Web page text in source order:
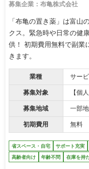
募集企業：布亀株式会社
「布亀の置き薬」は富山
クス。緊急時や日常の健
供！ 初期費用無料で副業
きます。
業種 サー
募集対象 【個
募集地域 一部
初期費用 無料
省スペース・自宅 サポート充実
高齢者向け 年齢不問 在庫を持